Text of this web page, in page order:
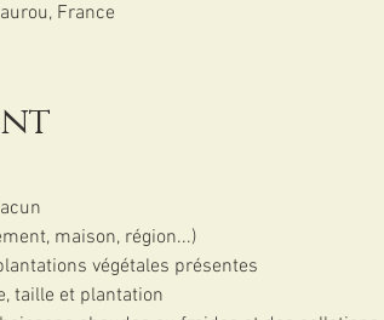
France
maison, région...)
végétales présentes
taille et plantation